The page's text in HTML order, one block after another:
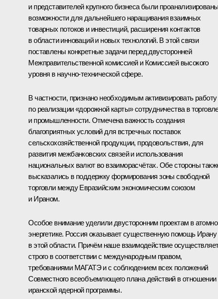
и представителей крупного бизнеса были
возможности для дальнейшего наращивания взаимных
товарных потоков и инвестиций, расширения контактов
в области инноваций и новых технологий. В этой связи
поставлены конкретные задачи перед двусторонней
Межправительственной комиссией и Комиссией высокого
уровня в научно-технической сфере.
В частности, признано необходимым активизировать работу
по реализации «дорожной карты» сотрудничества в
и промышленности. Отмечена важность создания
благоприятных условий для встречных поставок
сельскохозяйственной продукции, продовольствия, для
развития межбанковских связей и использования
национальных валют во взаиморасчётах. Обе стороны
высказались в поддержку формирования зоны свободной
торговли между Евразийским экономическим союзом
и Ираном.
Особое внимание уделили двусторонним проектам в
энергетике. Россия оказывает существенную помощь Ирану
в этой области. Причём наше взаимодействие
строго в соответствии с международным правом,
требованиями МАГАТЭ и с соблюдением всех положений
Совместного всеобъемлющего плана действий в отношении
иранской ядерной программы.